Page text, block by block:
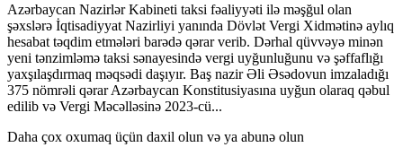
Azərbaycan Nazirlər Kabineti taksi fəaliyyəti ilə məşğul olan
şəxslərə İqtisadiyyat Nazirliyi yanında Dövlət Vergi Xidmətinə aylıq
hesabat təqdim etmələri barədə qərar verib. Dərhal qüvvəyə minən
yeni tənzimləmə taksi sənayesində vergi uyğunluğunu və şəffaflığı
yaxşılaşdırmaq məqsədi daşıyır. Baş nazir Əli Əsədovun imzaladığı
375 nömrəli qərar Azərbaycan Konstitusiyasına uyğun olaraq qəbul
edilib və Vergi Məcəlləsinə 2023-cü...
Daha çox oxumaq üçün daxil olun və ya abunə olun